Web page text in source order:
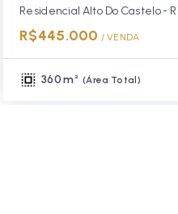
R$445.000 / VENDA
360 m² (Área Total )